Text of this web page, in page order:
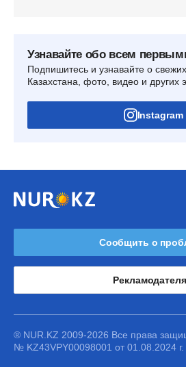
Узнавайте обо всем
Подпишитесь и узнавайте о
Казахстана, фото, видео и других
Instagram
Сообщить о
® NUR.KZ 2009-2026 Все права
№ KZ43VPY00098001 от 01.08.2024 г.